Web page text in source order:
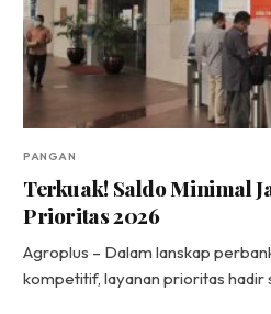
PANGAN
Terkuak! Saldo Minimal
Prioritas 2026
Agroplus – Dalam lanskap
kompetitif, layanan prioritas